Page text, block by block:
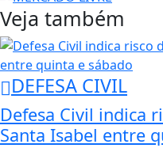
Veja também
DEFESA CIVIL
Defesa Civil indica
Santa Isabel entre